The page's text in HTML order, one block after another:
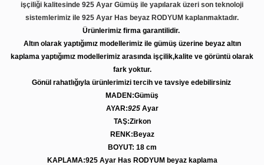
işçiliği kalitesinde 925 Ayar Gümüş ile yapılarak üzeri son teknoloji
sistemlerimiz ile 925 Ayar Has beyaz RODYUM kaplanmaktadır.
Ürünlerimiz firma garantilidir.
Altın olarak yaptığımız modellerimiz ile gümüş üzerine beyaz altın
kaplama yaptığımız modellerimiz arasında işçilik,kalite ve görüntü olarak
fark yoktur.
Gönül rahatlığıyla ürünlerimizi tercih ve tavsiye edebilirsiniz
MADEN:Gümüş
AYAR:925 Ayar
TAŞ:Zirkon
RENK:Beyaz
BOYUT: 18 cm
KAPLAMA:925 Ayar Has RODYUM beyaz kaplama